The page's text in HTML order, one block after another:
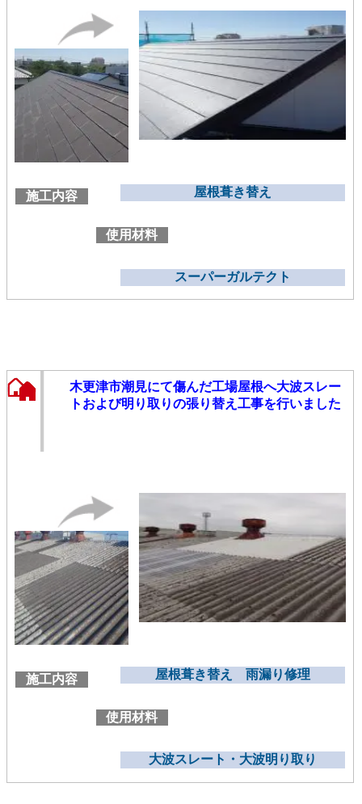
施工内容 屋根葺き替え
使用材料
スーパーガルテクト
木更津市潮見にて傷んだ工場屋根へ大波スレー
トおよび明り取りの張り替え工事を行いました
施工内容 屋根葺き替え 雨漏り修理
使用材料
大波スレート・大波明り取り